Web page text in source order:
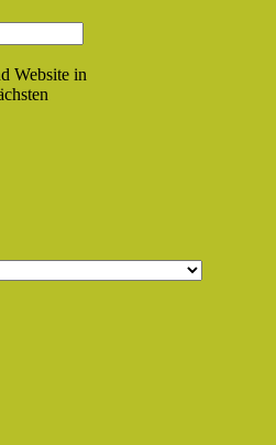
Website in